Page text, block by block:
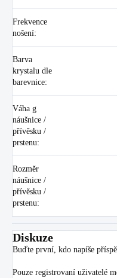
Frekvence
nošení:
Barva
krystalu dle
barevnice:
Váha g
náušnice /
přívěsku /
prstenu:
Rozměr
náušnice /
přívěsku /
prstenu:
Diskuze
Buďte první, kdo napíše
Pouze registrovaní uživatelé